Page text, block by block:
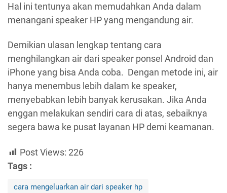
Hal ini tentunya akan memudahkan Anda dalam
menangani speaker HP yang mengandung air.
Demikian ulasan lengkap tentang cara
menghilangkan air dari speaker ponsel Android dan
iPhone yang bisa Anda coba. Dengan metode ini, air
hanya menembus lebih dalam ke speaker,
menyebabkan lebih banyak kerusakan. Jika Anda
enggan melakukan sendiri cara di atas, sebaiknya
segera bawa ke pusat layanan HP demi keamanan.
Post Views: 226
Tags :
cara mengeluarkan air dari speaker hp